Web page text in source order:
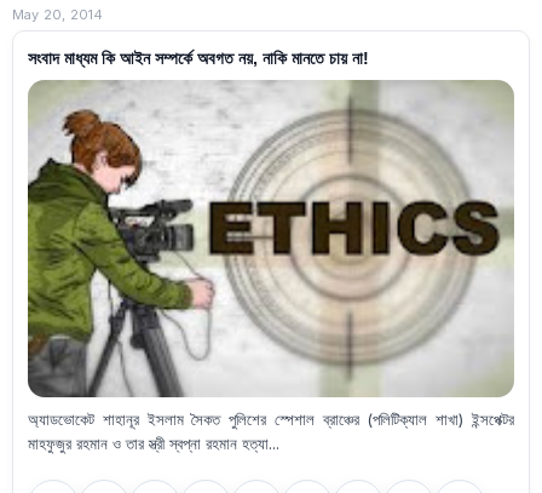
May 20, 2014
সংবাদ মাধ্যম কি আইন সম্পর্কে অবগত নয়, নাকি মানতে চায় না!
অ্যাডভোকেট শাহানূর ইসলাম সৈকত পুলিশের স্পেশাল ব্রাঞ্চের (পলিটিক্যাল শাখা) ইন্সপেক্টর
মাহফুজুর রহমান ও তার স্ত্রী স্বপ্না রহমান হত্যা...